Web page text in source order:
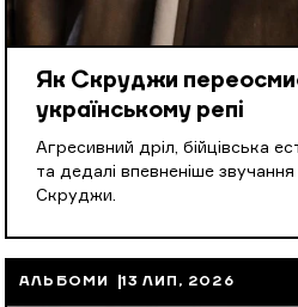
Як Скруджи
українському репі
Агресивний дріл, бійцівська
та дедалі впевненіше
Скруджи.
АЛЬБОМИ 13 ЛИП, 2026